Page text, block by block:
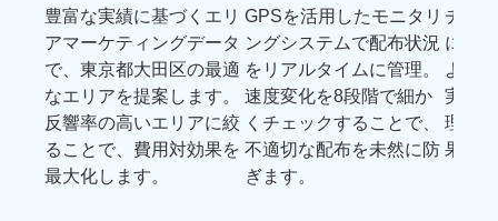
豊富な実績に基づくエリ
アマーケティングデータ
で、東京都大田区の最適
なエリアを提案します。
反響率の高いエリアに絞
ることで、費用対効果を
最大化します。
GPSを活用したモニタリ
ングシステムで配布状況
をリアルタイムに管理。
速度変化を8段階で細か
くチェックすることで、
不適切な配布を未然に防
ぎます。
チラ
に把
よる
実施
理す
果を